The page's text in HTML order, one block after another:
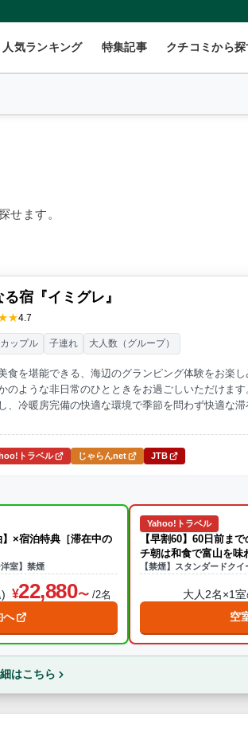
人気ランキング 特集記事 クチコミから探
キャビン
1組限定貸切
ち花火 温泉 プール 海水浴 ドッグ
せます。
宿『イミグレ』
4.7
食を堪能できる、海辺のグランピング体験をお楽
のような非日常のひとときをお過ごしいただけま
、冷暖房完備の快適な環境で季節を問わず快適な
カップル 子連れ 大人数（グループ）
トラベル じゃらんnet JTB
×宿泊特典［滞在中の
室】禁煙
22,880 /2名
へ
Yahoo!トラベル
【早割60】60日前ま
チ朝は和食で富山を味
【禁煙】スタンダードク
大人2名×1
空
はこちら